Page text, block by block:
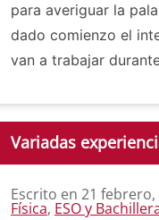
para averiguar la
dado comienzo el
van a trabajar
Variadas
Escrito en 21 febrero,
Física, ESO y